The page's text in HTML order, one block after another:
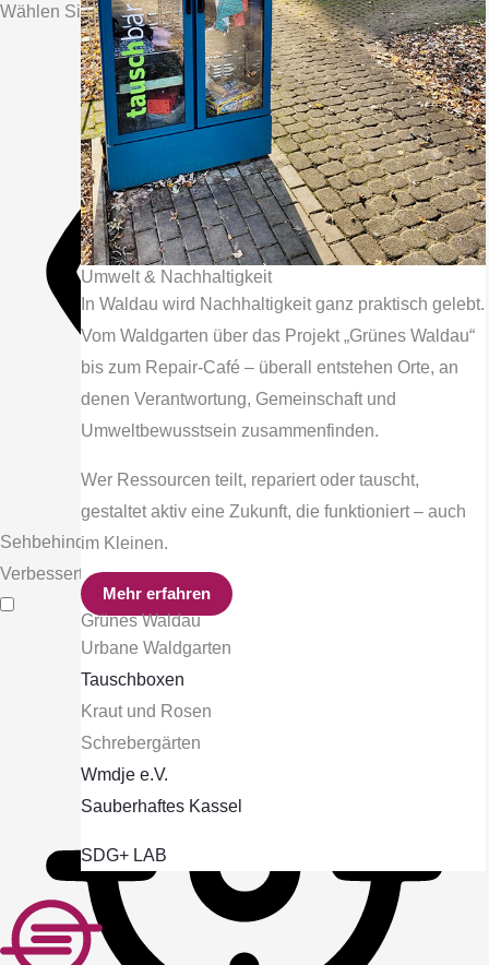
Umwelt & Nachhaltigkeit
In Waldau wird Nachhaltigkeit ganz praktisch gelebt.
Vom Waldgarten über das Projekt „Grünes Waldau“
bis zum Repair-Café – überall entstehen Orte, an
denen Verantwortung, Gemeinschaft und
Umweltbewusstsein zusammenfinden.
Wer Ressourcen teilt, repariert oder tauscht,
gestaltet aktiv eine Zukunft, die funktioniert – auch
im Kleinen.
Mehr erfahren
Grünes Waldau
Urbane Waldgarten
Tauschboxen
Kraut und Rosen
Schrebergärten
Wmdje e.V.
Sauberhaftes Kassel
SDG+ LAB
Wählen Sie Ihr Barrierefreiheitsprofil
Sehbehinderten-Modus
Verbessert die visuellen Elemente der Website